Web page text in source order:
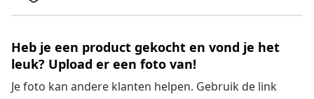
Heb je een product gekocht en vond je het
leuk? Upload er een foto van!
Je foto kan andere klanten helpen. Gebruik de link